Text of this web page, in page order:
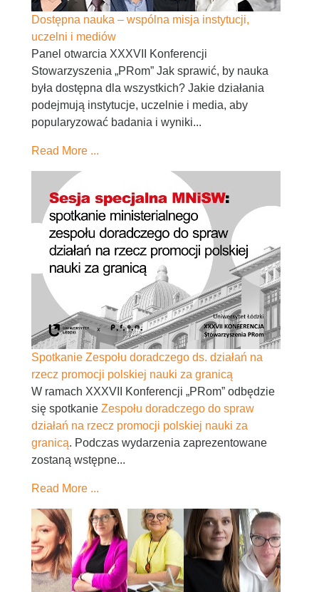
Dostępna nauka – wspólna misja instytucji,
uczelni i mediów
Panel otwarcia XXXVII Konferencji
Stowarzyszenia „PRom” Jak sprawić, by nauka
była dostępna dla wszystkich? Jakie działania
podejmują instytucje, uczelnie i media, aby
popularyzować badania i wyniki...
Read More ...
Spotkanie Zespołu doradczego ds. działań na
rzecz promocji polskiej nauki za granicą
W ramach XXXVII Konferencji „PRom” odbędzie
się spotkanie Zespołu doradczego do spraw
działań na rzecz promocji polskiej nauki za
granicą. Podczas wydarzenia zaprezentowane
zostaną wstępne...
Read More ...